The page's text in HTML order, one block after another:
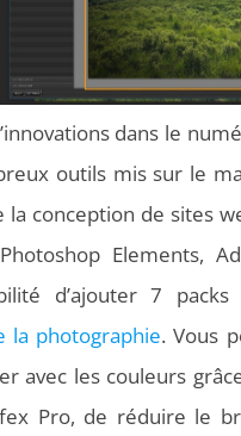
dans le
outils mis sur le
la conception de sites
Elements,
d’ajouter 7
la photographie. Vous
avec les couleurs
Pro, de réduire le